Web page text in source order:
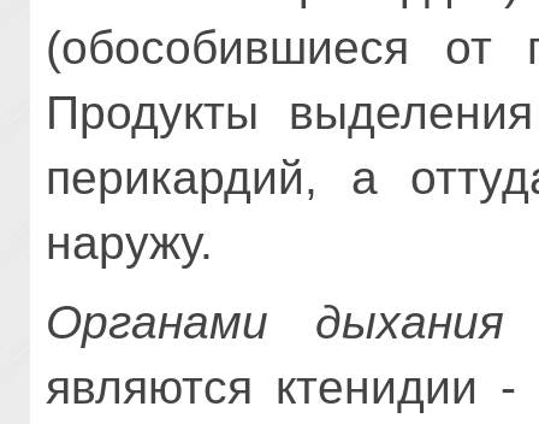
(обособившиеся от
Продукты
перикардий, а
наружу.
Органами дыхания
являются ктенидии